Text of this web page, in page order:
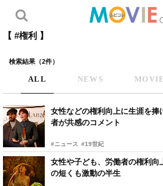
【 #権利 】
検索結果（2件）
ALL NEWS MOVIE
女性などの権利向上に生涯を
者が共感のコメント
#ニュース #19世紀
女性や子ども、労働者の権利
の短くも激動の半生